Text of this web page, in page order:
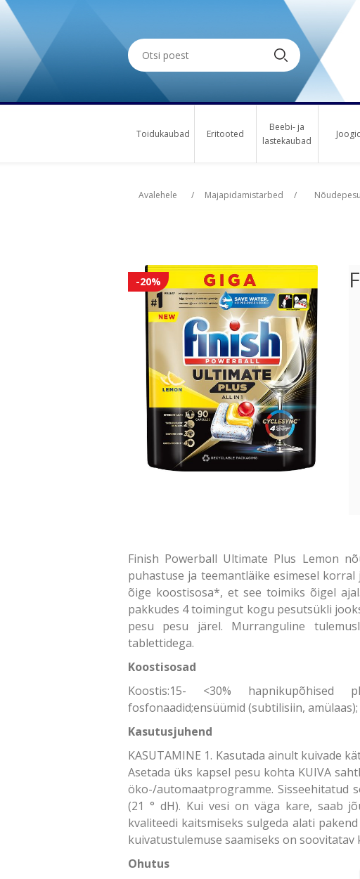
Toidukaubad Eritooted
Beebi- ja
lastekaubad
Avalehele / Majapidamistarbed /
-20%
Finish Powerball Ultimate Plus Lemon
puhastuse ja teemantläike esimesel korral
õige koostisosa*, et see toimiks õigel
pakkudes 4 toimingut kogu pesutsükli
pesu pesu järel. Murranguline
tablettidega.
Koostisosad
Koostis:15- <30% hapnikupõhised
fosfonaadid;ensüümid (subtilisiin,
Kasutusjuhend
KASUTAMINE 1. Kasutada ainult kuivade
Asetada üks kapsel pesu kohta KUIVA
öko-/automaatprogramme. Sisseehitatud
(21 ° dH). Kui vesi on väga kare, saab
kvaliteedi kaitsmiseks sulgeda alati
kuivatustulemuse saamiseks on
Ohutus